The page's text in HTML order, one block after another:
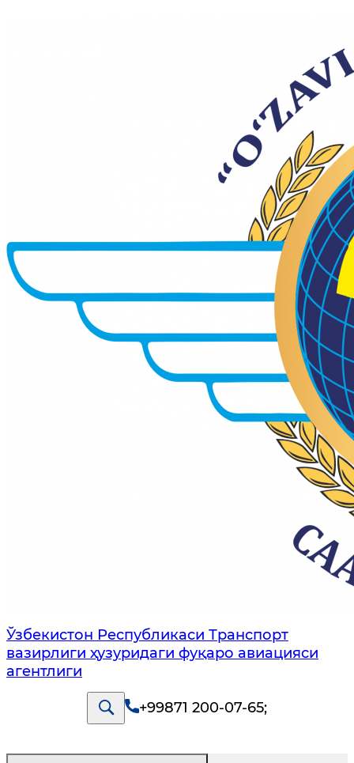
Ўзбекистон Республикаси Транспорт
вазирлиги ҳузуридаги фуқаро авиацияси
агентлиги
+99871 200-07-65;